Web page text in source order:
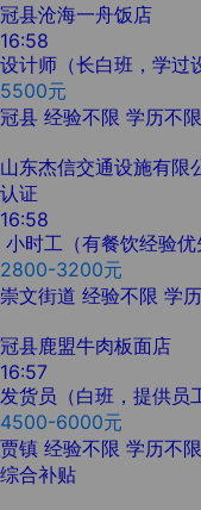
冠县沧海一舟饭店
16:58
设计师（长白班，学过
5500元
冠县 经验不限 学历不限
山东杰信交通设施有限
认证
16:58
小时工（有餐饮经验优
2800-3200元
崇文街道 经验不限 学
冠县鹿盟牛肉板面店
16:57
发货员（白班，提供员
4500-6000元
贾镇 经验不限 学历不限
综合补贴